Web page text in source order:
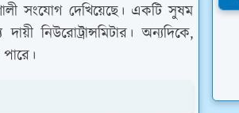
সংযোগ দেখিয়েছে। একটি সুষম
নিউরোট্রান্সমিটার। অন্যদিকে,